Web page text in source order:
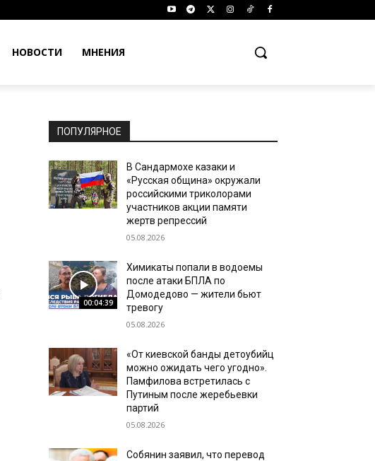
НОВОСТИ МНЕНИЯ
ПОПУЛЯРНОЕ
В Сандармохе казаки и
«Русская община» окружали
российскими триколорами
участников акции памяти
жертв репрессий
05.08.2026
00:04:39
Химикаты попали в водоемы
после атаки БПЛА по
Домодедово — жители бьют
тревогу
05.08.2026
«От киевской банды детоубийц
можно ожидать чего угодно».
Памфилова встретилась с
Путиным после жеребьевки
партий
05.08.2026
Собянин заявил, что перевод